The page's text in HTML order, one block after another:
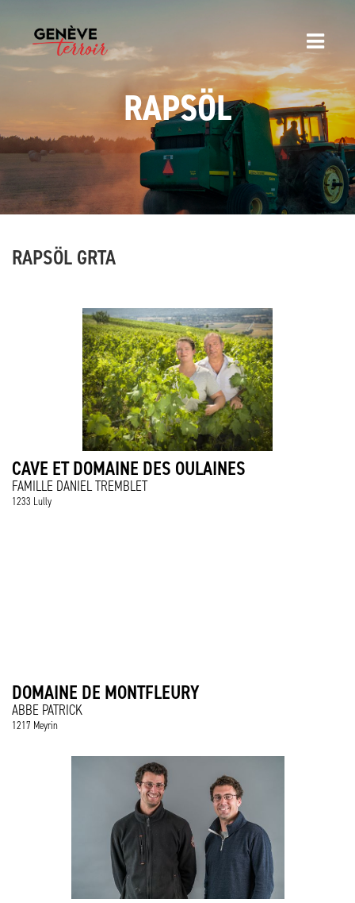
RAPSÖL
RAPSÖL GRTA
CAVE ET DOMAINE DES OULAINES
FAMILLE DANIEL TREMBLET
1233 Lully
DOMAINE DE MONTFLEURY
ABBE PATRICK
1217 Meyrin